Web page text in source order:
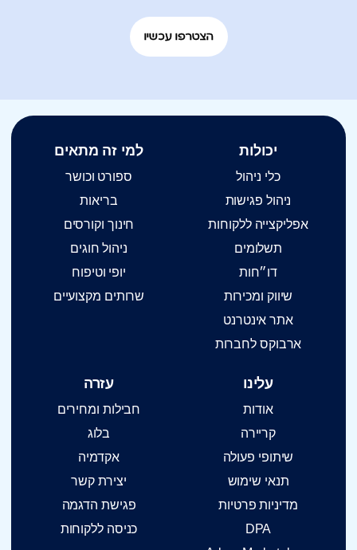
הצטרפו עכשיו
יכולות
כלי ניהול
ניהול פגישות
אפליקצייה ללקוחות
תשלומים
דו״חות
שיווק ומכירות
אתר אינטרנט
ארבוקס לחברות
למי זה מתאים
ספורט וכושר
בריאות
חינוך וקורסים
ניהול חוגים
יופי וטיפוח
שרותים מקצועיים
עלינו
אודות
קריירה
שיתופי פעולה
תנאי שימוש
מדיניות פרטיות
DPA
עזרה
חבילות ומחירים
בלוג
אקדמיה
יצירת קשר
פגישת הדגמה
כניסה ללקוחות